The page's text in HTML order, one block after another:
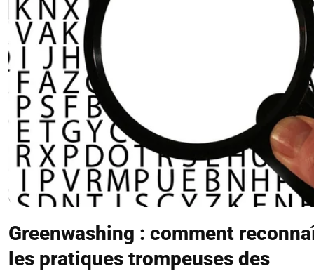
Greenwashing : comment
les pratiques trompeuses des